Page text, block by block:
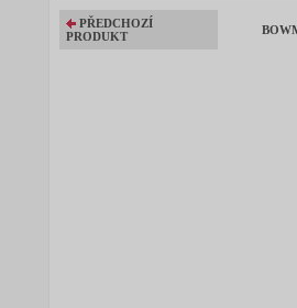
PŘEDCHOZÍ
PRODUKT